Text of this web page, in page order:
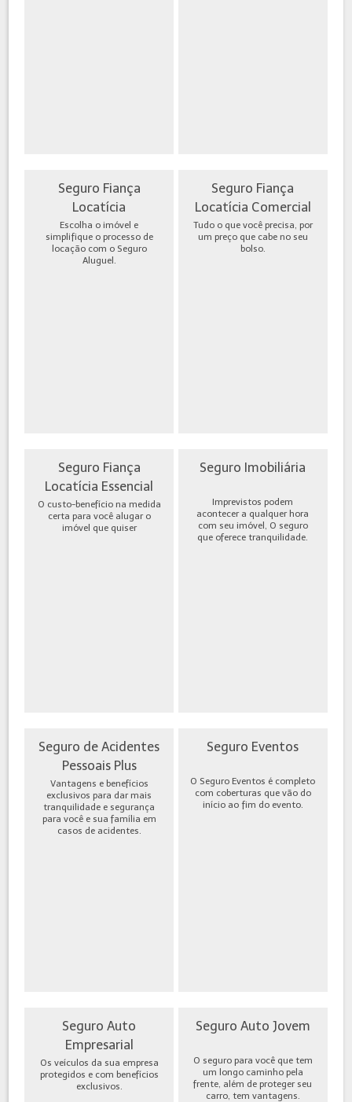
Seguro Fiança
Locatícia
Escolha o imóvel e
simplifique o processo de
locação com o Seguro
Aluguel.
Seguro Fiança
Locatícia Comercial
Tudo o que você precisa, por
um preço que cabe no seu
bolso.
Seguro Fiança
Locatícia Essencial
O custo-benefício na medida
certa para você alugar o
imóvel que quiser
Seguro Imobiliária
Imprevistos podem
acontecer a qualquer hora
com seu imóvel, O seguro
que oferece tranquilidade.
Seguro de Acidentes
Pessoais Plus
Vantagens e benefícios
exclusivos para dar mais
tranquilidade e segurança
para você e sua família em
casos de acidentes.
Seguro Eventos
O Seguro Eventos é completo
com coberturas que vão do
início ao fim do evento.
Seguro Auto
Empresarial
Os veículos da sua empresa
protegidos e com benefícios
exclusivos.
Seguro Auto Jovem
O seguro para você que tem
um longo caminho pela
frente, além de proteger seu
carro, tem vantagens.